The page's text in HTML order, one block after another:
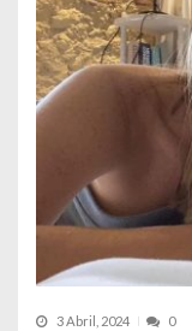
3 Abril, 2024 0